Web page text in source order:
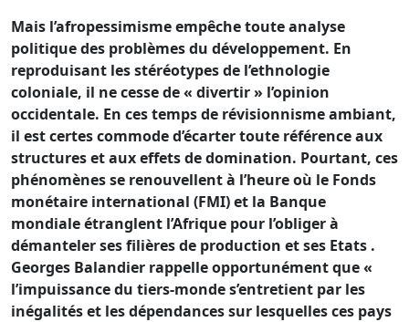
Mais l’afropessimisme empêche toute analyse
politique des problèmes du développement. En
reproduisant les stéréotypes de l’ethnologie
coloniale, il ne cesse de « divertir » l’opinion
occidentale. En ces temps de révisionnisme ambiant,
il est certes commode d’écarter toute référence aux
structures et aux effets de domination. Pourtant, ces
phénomènes se renouvellent à l’heure où le Fonds
monétaire international (FMI) et la Banque
mondiale étranglent l’Afrique pour l’obliger à
démanteler ses filières de production et ses Etats .
Georges Balandier rappelle opportunément que «
l’impuissance du tiers-monde s’entretient par les
inégalités et les dépendances sur lesquelles ces pays